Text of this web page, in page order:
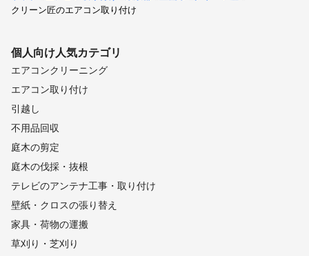
クリーン匠のエアコン取り付け
個人向け人気カテゴリ
エアコンクリーニング
エアコン取り付け
引越し
不用品回収
庭木の剪定
庭木の伐採・抜根
テレビのアンテナ工事・取り付け
壁紙・クロスの張り替え
家具・荷物の運搬
草刈り・芝刈り